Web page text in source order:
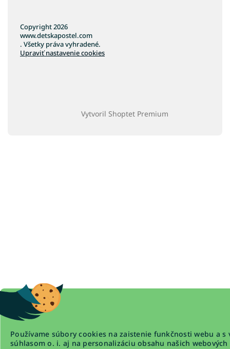
Používame súbory cookies na zaistenie funkčnosti webu a s
súhlasom o. i. aj na personalizáciu obsahu našich webových
Vytvoril Shoptet Premium
Copyright 2026
www.detskapostel.com
. Všetky práva vyhradené.
Upraviť nastavenie cookies